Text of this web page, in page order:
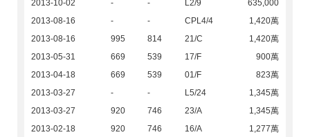
2013-10-02
- - L2/9
635,000
2013-08-16
- - CPL4/4
1,420萬
2013-08-16
995 814 21/C
1,420萬
2013-05-31
669 539 17/F
900萬
2013-04-18
669 539 01/F
823萬
2013-03-27
- - L5/24
1,345萬
2013-03-27
920 746 23/A
1,345萬
2013-02-18
920 746 16/A
1,277萬